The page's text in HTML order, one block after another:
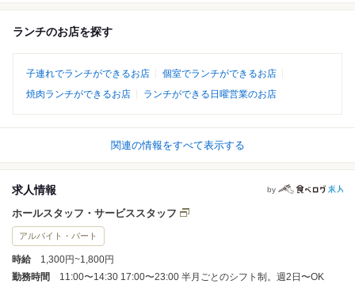
ランチのお店を探す
子連れでランチができるお店
個室でランチができるお店
焼肉ランチができるお店
ランチができる日曜営業のお店
関連の情報をすべて表示する
求人情報 by
ホールスタッフ・サービススタッフ
アルバイト・パート
時給
1,300円~1,800円
勤務時間
11:00〜14:30 17:00〜23:00 半月ごとのシフト制。週2日〜OK